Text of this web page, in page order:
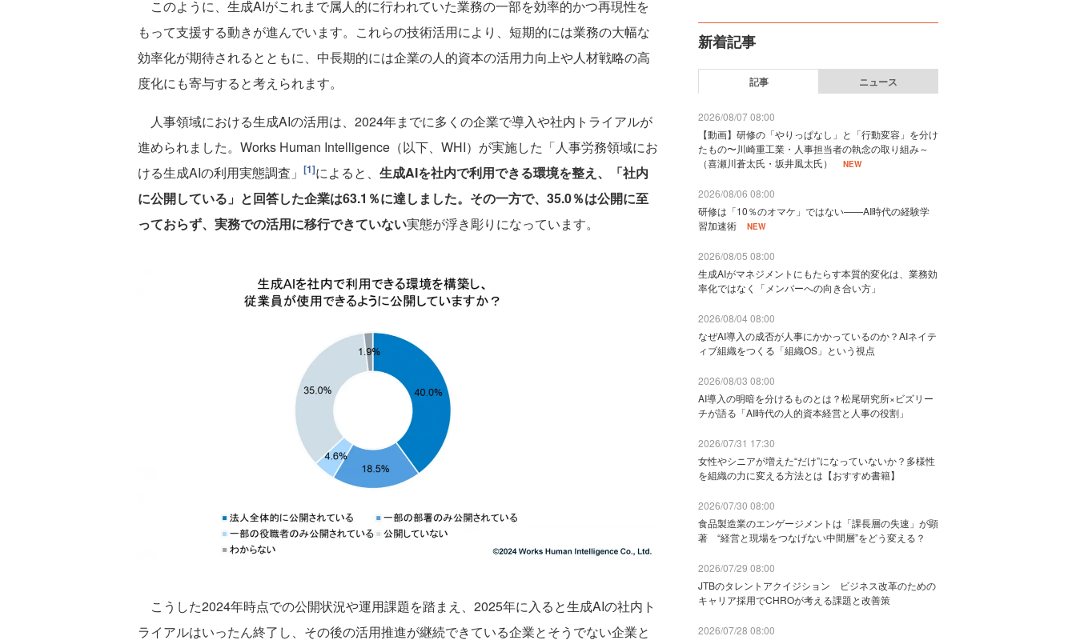
このように、生成AIがこれまで属人的に行われていた業務の一部を効率的かつ再現性を
もって支援する動きが進んでいます。これらの技術活用により、短期的には業務の大幅な
効率化が期待されるとともに、中長期的には企業の人的資本の活用力向上や人材戦略の高
度化にも寄与すると考えられます。
人事領域における生成AIの活用は、2024年までに多くの企業で導入や社内トライアルが
進められました。Works Human Intelligence（以下、WHI）が実施した「人事労務領域にお
ける生成AIの利用実態調査」 [1]によると、 生成AIを社内で利用できる環境を整え、「社内
に公開している」と回答した企業は63.1％に達しました。その一方で、35.0％は公開に至
っておらず、実務での活用に移行できていない実態が浮き彫りになっています。
こうした2024年時点での公開状況や運用課題を踏まえ、2025年に入ると生成AIの社内ト
ライアルはいったん終了し、その後の活用推進が継続できている企業とそうでない企業と
新着記事
記事 ニュース
2026/08/07 08:00
【動画】研修の「やりっぱなし」と「行動変容」を分け
たもの〜川崎重工業・人事担当者の執念の取り組み～
（喜瀬川蒼太氏・坂井風太氏）
NEW
2026/08/06 08:00
研修は「10％のオマケ」ではない——AI時代の経験学
習加速術
NEW
2026/08/05 08:00
生成AIがマネジメントにもたらす本質的変化は、業務効
率化ではなく「メンバーへの向き合い方」
2026/08/04 08:00
なぜAI導入の成否が人事にかかっているのか？AIネイテ
ィブ組織をつくる「組織OS」という視点
2026/08/03 08:00
AI導入の明暗を分けるものとは？松尾研究所×ビズリー
チが語る「AI時代の人的資本経営と人事の役割」
2026/07/31 17:30
女性やシニアが増えた“だけ”になっていないか？多様性
を組織の力に変える方法とは【おすすめ書籍】
2026/07/30 08:00
食品製造業のエンゲージメントは「課長層の失速」が顕
著 “経営と現場をつなげない中間層”をどう変える？
2026/07/29 08:00
JTBのタレントアクイジション ビジネス改革のための
キャリア採用でCHROが考える課題と改善策
2026/07/28 08:00